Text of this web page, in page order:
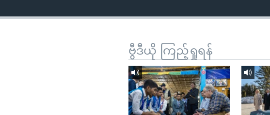
ကျော်
ဗွီဒီယို ကြည့်ရှုရန်